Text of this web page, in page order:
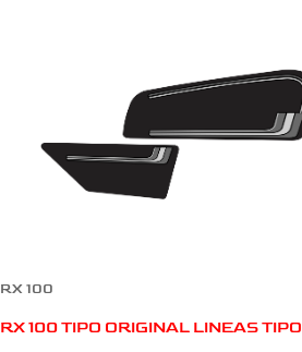
RX 100
RX 100 TIPO ORIGINAL LINEAS TIPO